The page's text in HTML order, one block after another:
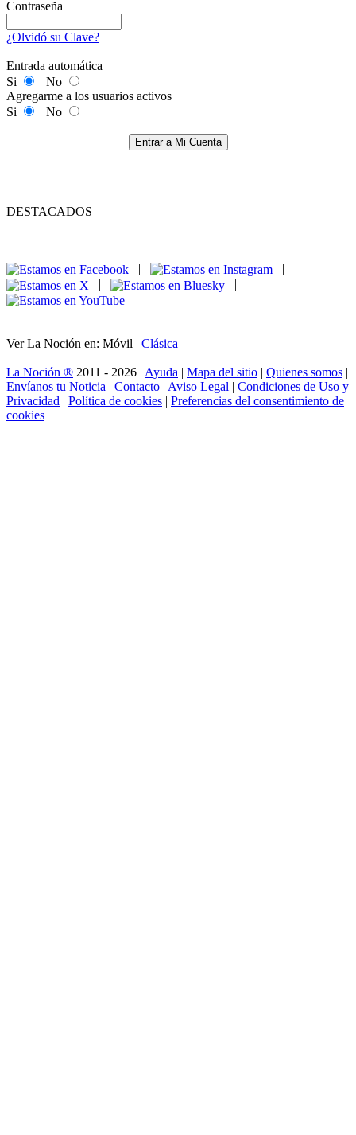
Contraseña
¿Olvidó su Clave?
Entrada automática
Si
No
Agregarme a los usuarios activos
Si
No
Entrar a Mi Cuenta
DESTACADOS
|
|
|
|
Ver La Noción en: Móvil | Clásica
La Noción ® 2011 - 2026 | Ayuda | Mapa del sitio | Quienes somos |
Envíanos tu Noticia | Contacto | Aviso Legal | Condiciones de Uso y
Privacidad | Política de cookies | Preferencias del consentimiento de
cookies